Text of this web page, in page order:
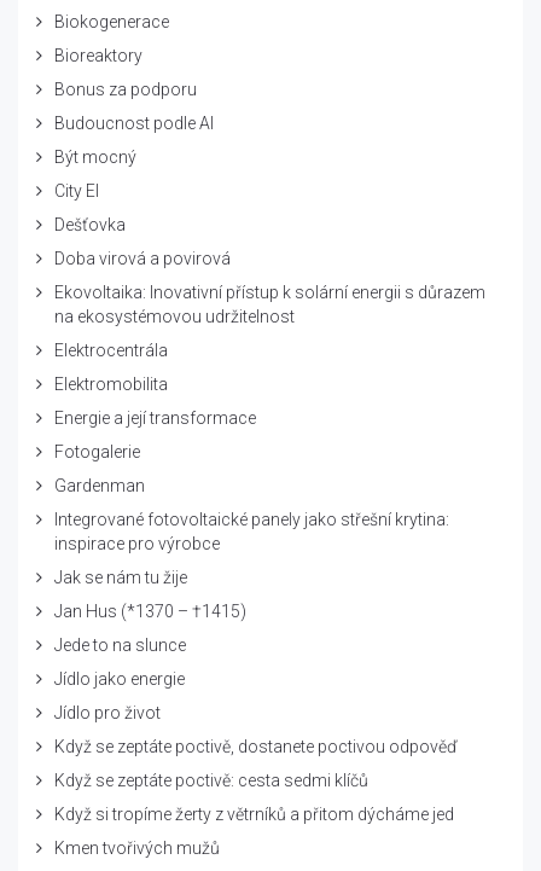
Biokogenerace
Bioreaktory
Bonus za podporu
Budoucnost podle AI
Být mocný
City El
Dešťovka
Doba virová a povirová
Ekovoltaika: Inovativní přístup k solární energii s důrazem
na ekosystémovou udržitelnost
Elektrocentrála
Elektromobilita
Energie a její transformace
Fotogalerie
Gardenman
Integrované fotovoltaické panely jako střešní krytina:
inspirace pro výrobce
Jak se nám tu žije
Jan Hus (*1370 – †1415)
Jede to na slunce
Jídlo jako energie
Jídlo pro život
Když se zeptáte poctivě, dostanete poctivou odpověď
Když se zeptáte poctivě: cesta sedmi klíčů
Když si tropíme žerty z větrníků a přitom dýcháme jed
Kmen tvořivých mužů